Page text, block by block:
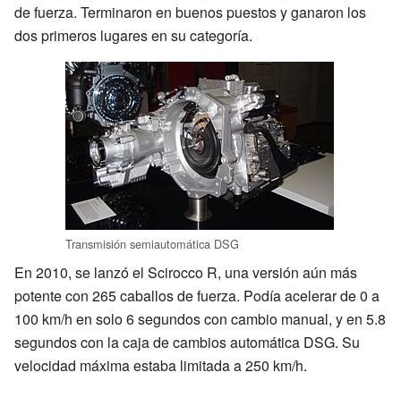
de fuerza. Terminaron en buenos puestos y ganaron los
dos primeros lugares en su categoría.
Transmisión semiautomática DSG
En 2010, se lanzó el Scirocco R, una versión aún más
potente con 265 caballos de fuerza. Podía acelerar de 0 a
100 km/h en solo 6 segundos con cambio manual, y en 5.8
segundos con la caja de cambios automática DSG. Su
velocidad máxima estaba limitada a 250 km/h.